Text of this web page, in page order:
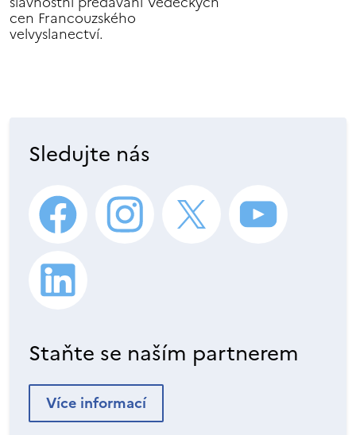
cen Francouzského
velvyslanectví.
Sledujte nás
Staňte se naším partnerem
Více informací